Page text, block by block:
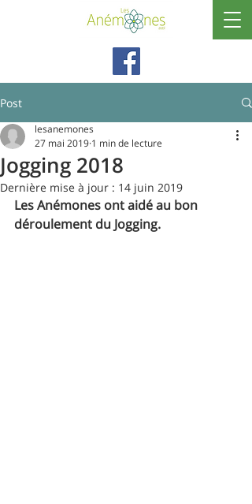
Post
Jogging 2018
lesanemones
27 mai 2019 1 min de lecture
Dernière mise à jour : 14 juin 2019
Les Anémones ont aidé au bon
déroulement du Jogging.